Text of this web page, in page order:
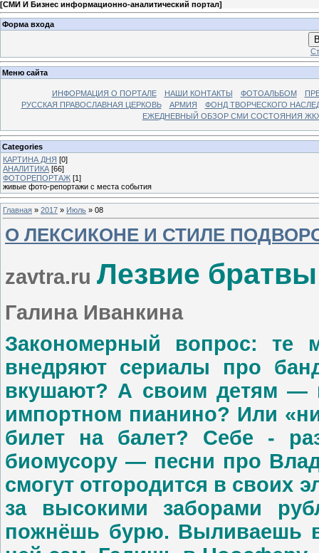
[СМИ И Бизнес информационно-аналитический портал]
Форма входа
Меню сайта
ИНФОРМАЦИЯ О ПОРТАЛЕ НАШИ КОНТАКТЫ ФОТОАЛЬБОМ
РУССКАЯ ПРАВОСЛАВНАЯ ЦЕРКОВЬ
АРМИЯ
ФОНД ТВОРЧЕСКОГО
ЕЖЕДНЕВНЫЙ ОБЗОР СМИ СОСТОЯНИЯ
Categories
КАРТИНА ДНЯ [0]
АНАЛИТИКА [66]
ФОТОРЕПОРТАЖ [1]
живые фото-репортажи с места события
Главная » 2017 » Июль » 08
О ЛЕКСИКОНЕ И СТИЛЕ
zavtra.ru Лезвие братвы
Галина Иванкина
Закономерный вопрос: те
внедряют сериалы про
вкушают? А своим детям —
импортном пианино? Или
билет на балет? Себе -
биомусору — песни про
смогут отгородится в своих
за высокими заборами
пожнёшь бурю. Выливаешь